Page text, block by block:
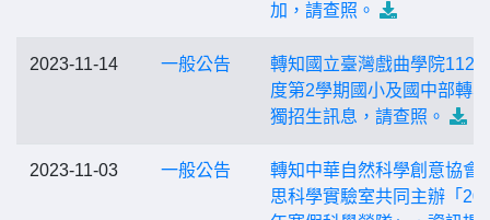
加，請查照。
2023-11-14 一般公告
轉知國立臺灣戲曲學院112
度第2學期國小及國中部轉
獨招生訊息，請查照。
2023-11-03 一般公告
轉知中華自然科學創意協會
思科學實驗室共同主辦「